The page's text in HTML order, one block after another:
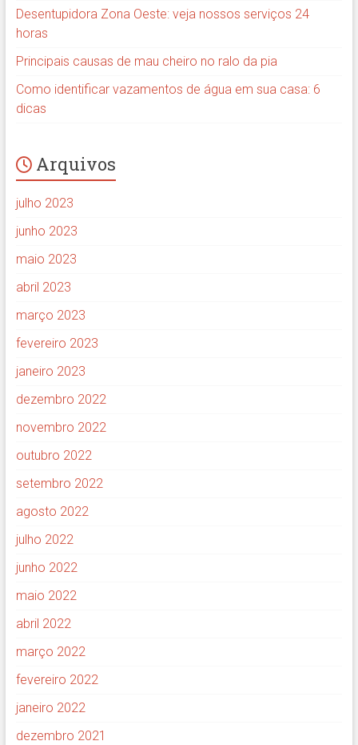
Desentupidora Zona Oeste: veja nossos serviços 24
horas
Principais causas de mau cheiro no ralo da pia
Como identificar vazamentos de água em sua casa: 6
dicas
Arquivos
julho 2023
junho 2023
maio 2023
abril 2023
março 2023
fevereiro 2023
janeiro 2023
dezembro 2022
novembro 2022
outubro 2022
setembro 2022
agosto 2022
julho 2022
junho 2022
maio 2022
abril 2022
março 2022
fevereiro 2022
janeiro 2022
dezembro 2021